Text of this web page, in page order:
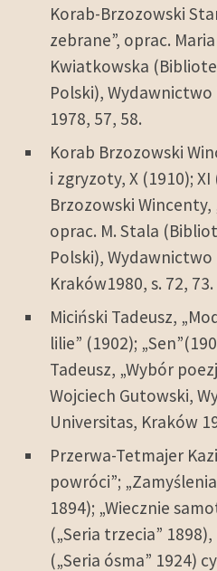
Korab-Brzozowski
zebrane”, oprac.
Kwiatkowska
Polski),
1978, 57, 58.
Korab Brzozowski
i zgryzoty, X (1910);
Brzozowski
oprac. M. Stala
Polski),
Kraków1980, s. 72, 73.
Miciński Tadeusz,
lilie” (1902);
Tadeusz, „Wybór
Wojciech Gutowski,
Universitas, Kraków
Przerwa-Tetmajer
powróci”;
1894); „Wiecznie
(„Seria trzecia”
(„Seria ósma” 1924)